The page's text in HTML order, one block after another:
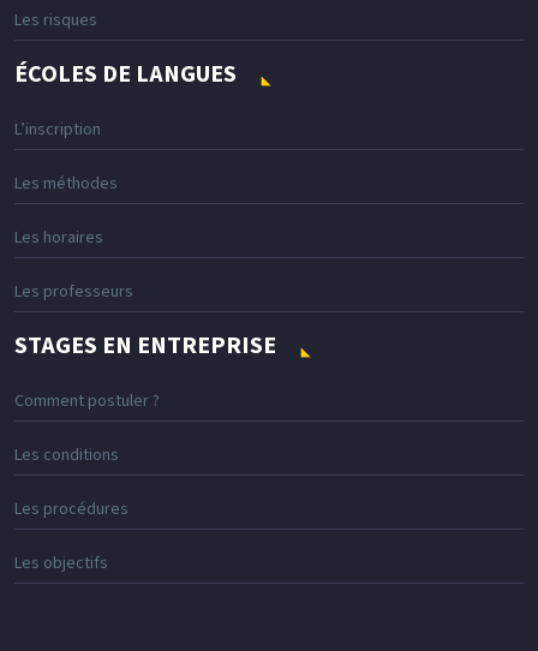
Les risques
ÉCOLES DE LANGUES
L’inscription
Les méthodes
Les horaires
Les professeurs
STAGES EN ENTREPRISE
Comment postuler ?
Les conditions
Les procédures
Les objectifs